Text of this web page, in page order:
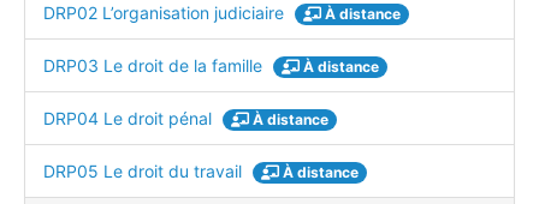
DRP02 L’organisation judiciaire À distance
DRP03 Le droit de la famille À distance
DRP04 Le droit pénal À distance
DRP05 Le droit du travail À distance